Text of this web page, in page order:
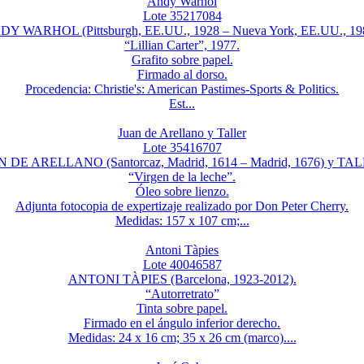
Lote 35217084
WARHOL (Pittsburgh, EE.UU., 1928 – Nueva York, EE.UU.,
“Lillian Carter”, 1977.
Grafito sobre papel.
Firmado al dorso.
Procedencia: Christie's: American Pastimes-Sports & Politics.
Est...
Juan de Arellano y Taller
Lote 35416707
DE ARELLANO (Santorcaz, Madrid, 1614 – Madrid, 1676) y
“Virgen de la leche”.
Óleo sobre lienzo.
Adjunta fotocopia de expertizaje realizado por Don Peter Cherry.
Medidas: 157 x 107 cm;...
Antoni Tàpies
Lote 40046587
ANTONI TÀPIES (Barcelona, 1923-2012).
“Autorretrato”
Tinta sobre papel.
Firmado en el ángulo inferior derecho.
Medidas: 24 x 16 cm; 35 x 26 cm (marco)....